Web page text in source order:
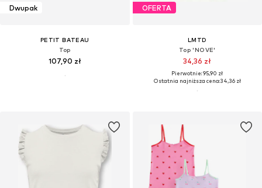
Dwupak
PETIT BATEAU
Top
107,90 zł
OFERTA
LMTD
Top 'NOVE'
34,36 zł
Pierwotnie: 95,90 zł
Ostatnia najniższa cena:34,36 zł